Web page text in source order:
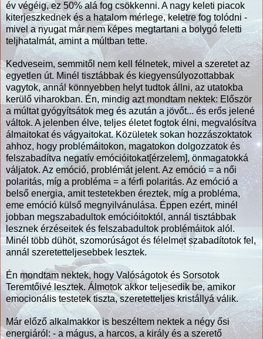
év végéig, ez 50% alá fog csökkenni. A nagy keleti piacok
kiterjeszkednek és a hatalom mérlege, keletre fog tolódni -
mivel a nyugat már nem képes megtartani a bolygó feletti
teljhatalmát, amint a múltban tette.
Kedveseim, semmitől nem kell félnetek, mivel a szeretet az
egyetlen út. Minél tisztábbak és kiegyensúlyozottabbak
vagytok, annál könnyebben helyt tudtok állni, az utatokba
kerülő viharokban. Én, mindig azt mondtam nektek: Először
a múltat gyógyítsátok meg és azután a jövőt... és erős jelené
váltok. A jelenben élve, teljes életet fogtok élni, megvalósítva
álmaitokat és vágyaitokat. Közületek sokan hozzászoktatok
ahhoz, hogy problémáitokon, magatokon dolgozzatok és
felszabadítva negatív emócióitokat[érzelem], önmagatokká
váljatok. Az emóció, problémát jelent. Az emóció = a női
polaritás, míg a probléma = a férfi polaritás. Az emóció a
belső energia, amit testetekben éreztek, míg a probléma,
eme emóció külső megnyilvánulása. Éppen ezért, minél
jobban megszabadultok emócióitoktól, annál tisztábbak
lesznek érzéseitek és felszabadultok problémáitok alól.
Minél több dühöt, szomorúságot és félelmet szabadítotok fel,
annál szeretetteljesebbek lesztek.
Én mondtam nektek, hogy Valóságotok és Sorsotok
Teremtőivé lesztek. Álmotok akkor teljesedik be, amikor
emocionális testetek tiszta, szeretetteljes kristállyá válik.
Már előző alkalmakkor is beszéltem nektek a négy ősi
energiáról: - a mágus, a harcos, a király és a szerető